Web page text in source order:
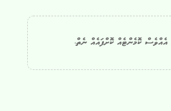
އެއްވެސް ކޮމެންޓެއް ކޮށްފައެއް ނެތް.